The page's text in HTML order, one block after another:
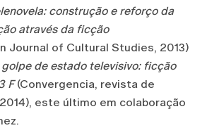
construção e reforço da
através da ficção
Journal of Cultural Studies, 2013)
de estado televisivo: ficção
F(Convergencia, revista de
este último em colaboração